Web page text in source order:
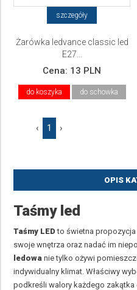
szczegóły
Żarówka ledvance classic led
E27...
Cena: 13 PLN
do koszyka do schowka
‹ 1 ›
OPIS
Taśmy led
Taśmy LEDto świetna
swoje wnętrza oraz nadać im
ledowa nie tylko ożywi
indywidualny klimat. Właściwy
podkreśli walory każdego zakątka